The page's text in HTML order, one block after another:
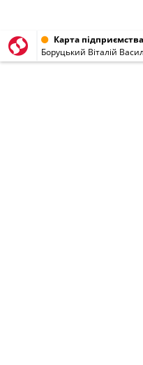
Карта
Боруцький Віталій